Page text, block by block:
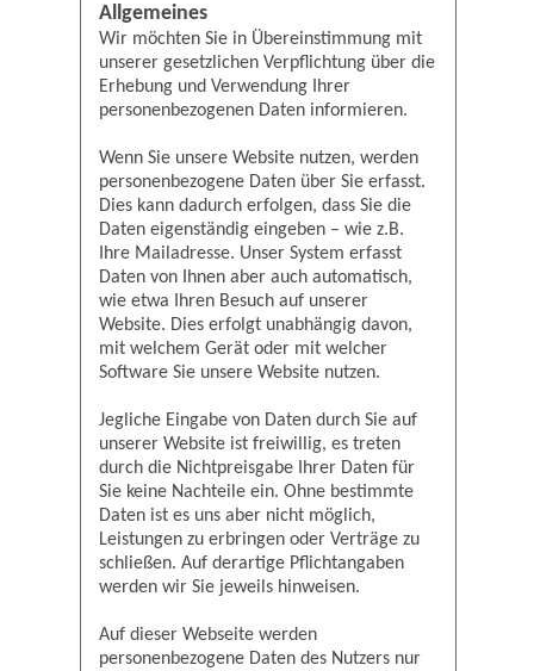
Allgemeines
Wir möchten Sie in Übereinstimmung mit
unserer gesetzlichen Verpflichtung über die
Erhebung und Verwendung Ihrer
personenbezogenen Daten informieren.
Wenn Sie unsere Website nutzen, werden
personenbezogene Daten über Sie erfasst.
Dies kann dadurch erfolgen, dass Sie die
Daten eigenständig eingeben – wie z.B.
Ihre Mailadresse. Unser System erfasst
Daten von Ihnen aber auch automatisch,
wie etwa Ihren Besuch auf unserer
Website. Dies erfolgt unabhängig davon,
mit welchem Gerät oder mit welcher
Software Sie unsere Website nutzen.
Jegliche Eingabe von Daten durch Sie auf
unserer Website ist freiwillig, es treten
durch die Nichtpreisgabe Ihrer Daten für
Sie keine Nachteile ein. Ohne bestimmte
Daten ist es uns aber nicht möglich,
Leistungen zu erbringen oder Verträge zu
schließen. Auf derartige Pflichtangaben
werden wir Sie jeweils hinweisen.
Auf dieser Webseite werden
personenbezogene Daten des Nutzers nur